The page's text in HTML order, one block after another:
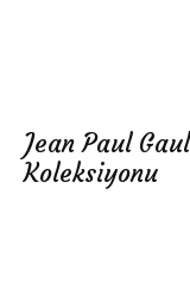
Jean Paul
Koleksiyonu